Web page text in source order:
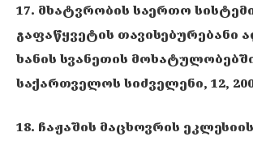
17. მხატვრობის საერთო
გაფაწყვეტის თავისებურებანი
ხანის სვანეთის
საქართველოს სიძველენი, 12,
18. ჩაჟაშის მაცხოვრის ეკლესიის